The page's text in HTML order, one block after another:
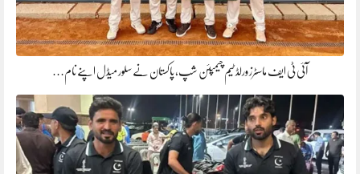
آئی ٹی ایف ماسٹرز ورلڈ ٹیم چیمپئن شپ، پاکستان نے سلور میڈل اپنے نام…